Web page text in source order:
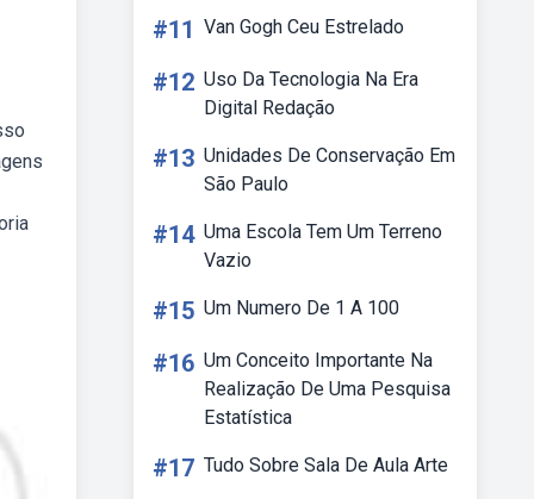
#11 Van Gogh Ceu Estrelado
#12 Uso Da Tecnologia Na Era
Digital Redação
#13 Unidades De Conservação Em
São Paulo
#14 Uma Escola Tem Um Terreno
Vazio
#15 Um Numero De 1 A 100
#16 Um Conceito Importante Na
Realização De Uma Pesquisa
Estatística
#17 Tudo Sobre Sala De Aula Arte